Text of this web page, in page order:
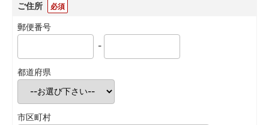
ご住所 必須
郵便番号
-
都道府県
市区町村